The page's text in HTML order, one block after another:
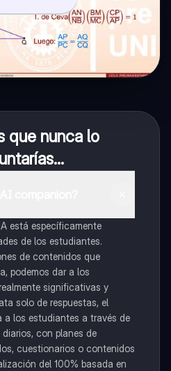
que nunca lo
está específicamente
de los estudiantes.
de contenidos que
podemos dar a los
significativas y
solo de respuestas, el
a los estudiantes a través de
con planes de
cuestionarios o contenidos
del 100% basada en